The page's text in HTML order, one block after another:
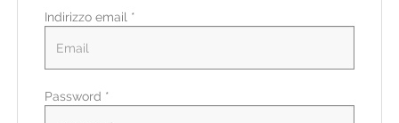
di
lavoro
Carica
il
Login
Indirizzo email *
Password *